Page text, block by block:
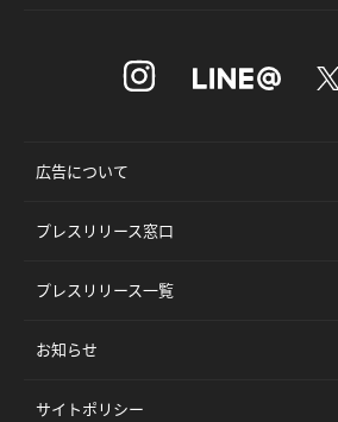
広告について
プレスリリース窓口
プレスリリース一覧
お知らせ
サイトポリシー